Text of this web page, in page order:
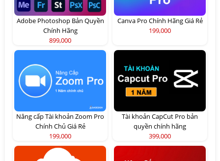
Adobe Photoshop Bản Quyền
Chính Hãng
899,000
Canva Pro Chính Hãng Giá Rẻ
199,000
Nâng cấp Tài khoản Zoom Pro
Chính Chủ Giá Rẻ
199,000
Tài khoản CapCut Pro bản
quyền chính hãng
399,000